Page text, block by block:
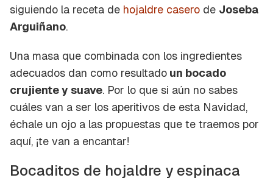
siguiendo la receta de hojaldre casero de Joseba
Arguiñano.
Una masa que combinada con los ingredientes
adecuados dan como resultado un bocado
crujiente y suave. Por lo que si aún no sabes
cuáles van a ser los aperitivos de esta Navidad,
échale un ojo a las propuestas que te traemos por
aquí, ¡te van a encantar!
Bocaditos de hojaldre y espinaca